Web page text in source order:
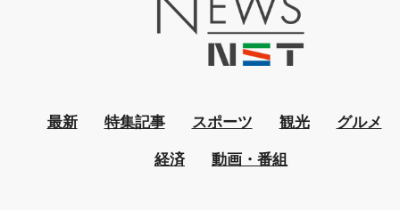
最新 特集記事 スポーツ 観光 グルメ
経済 動画・番組